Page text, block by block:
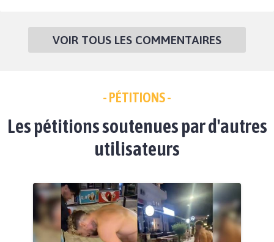
VOIR TOUS LES COMMENTAIRES
- PÉTITIONS -
Les pétitions soutenues par d'autres
utilisateurs